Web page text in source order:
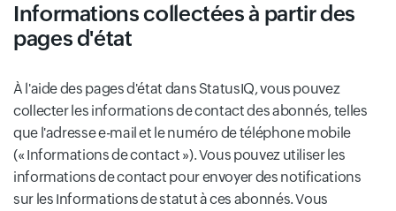
Informations collectées à partir des
pages d'état
À l'aide des pages d'état dans StatusIQ, vous pouvez
collecter les informations de contact des abonnés, telles
que l'adresse e-mail et le numéro de téléphone mobile
(« Informations de contact »). Vous pouvez utiliser les
informations de contact pour envoyer des notifications
sur les Informations de statut à ces abonnés. Vous